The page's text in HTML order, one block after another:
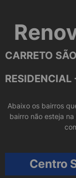
CARRETO
RESIDENCIAL
Abaixo os bairros
bairro não esteja
Centro